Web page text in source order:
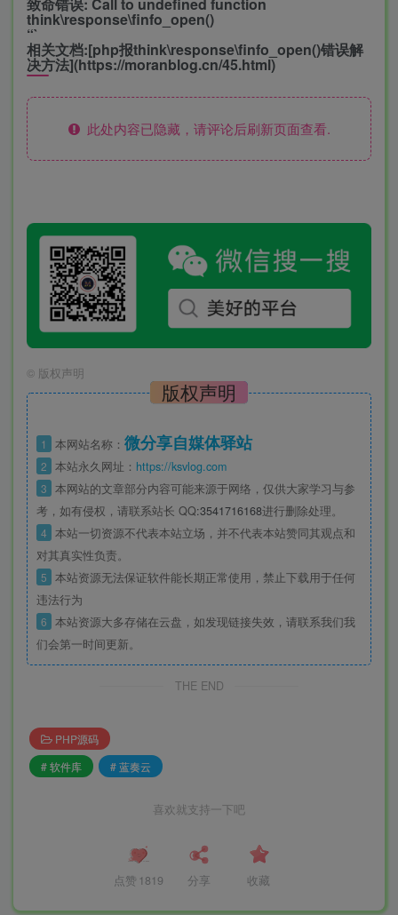
think\response\finfo_open()
“`
相关文档:[php报think\response\finfo_open()错误解
决方法](https://moranblog.cn/45.html)
此处内容已隐藏，请评论后刷新页面查看.
© 版权声明
版权声明
1 本网站名称： 微分享自媒体驿站
2 本站永久网址： https://ksvlog.com
3 本网站的文章部分内容可能来源于网络，仅供大家学习与参
考，如有侵权，请联系站长 QQ:3541716168进行删除处理。
4 本站一切资源不代表本站立场，并不代表本站赞同其观点和
对其真实性负责。
5 本站资源无法保证软件能长期正常使用，禁止下载用于任何
违法行为
6 本站资源大多存储在云盘，如发现链接失效，请联系我们我
们会第一时间更新。
THE END
PHP源码
# 软件库
# 蓝奏云
喜欢就支持一下吧
点赞 1819 分享 收藏